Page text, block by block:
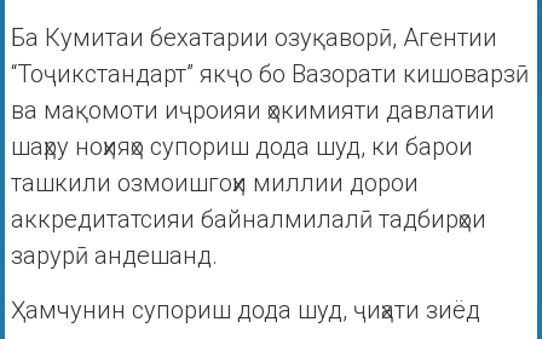
Ба Кумитаи бехатарии озуқаворӣ, Агентии
“Тоҷикстандарт” якҷо бо Вазорати кишоварзӣ
ва мақомоти иҷроияи ҳокимияти давлатии
шаҳру ноҳияҳо супориш дода шуд, ки барои
ташкили озмоишгоҳи миллии дорои
аккредитатсияи байналмилалӣ тадбирҳои
зарурӣ андешанд.
Ҳамчунин супориш дода шуд, ҷиҳати зиёд